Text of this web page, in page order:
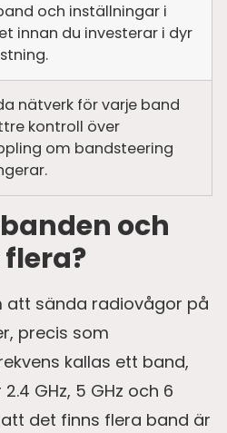
och inställningar i
innan du investerar i dyr
nätverk för varje band
kontroll över
om bandsteering
och
att sända radiovågor på
precis som
kallas ett band,
GHz, 5 GHz och 6
att det finns flera band är